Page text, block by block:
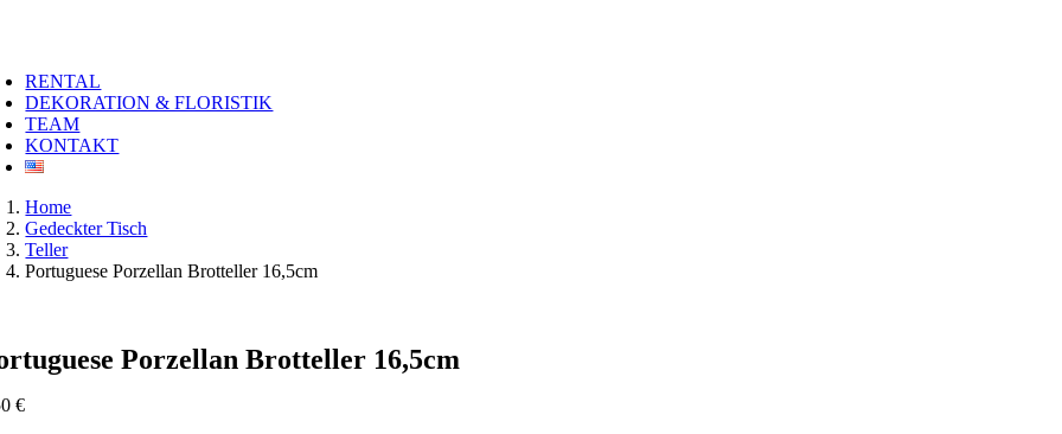
RENTAL
DEKORATION & FLORISTIK
TEAM
KONTAKT
Home
Gedeckter Tisch
Teller
Portuguese Porzellan Brotteller 16,5cm
Porzellan Brotteller 16,5cm
€